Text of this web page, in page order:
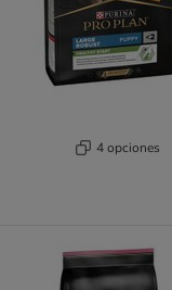
4 opciones